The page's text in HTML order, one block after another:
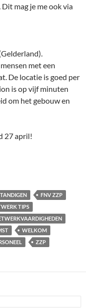
mag je me ook via
met een
De locatie is goed per
is op vijf minuten
om het gebouw en
27 april!
FNV ZZP
TIPS
WELKOM
ZZP